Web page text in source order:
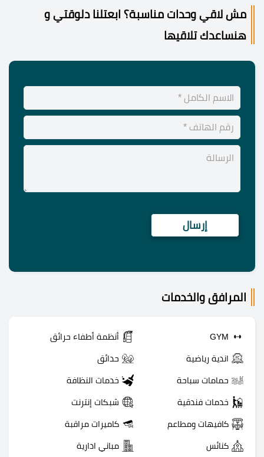
مش لاقي وحدات مناسبة؟ ابعتلنا دلوقتي و
هنساعدك تلاقيها
المرافق والخدمات
GYM أنظمة أطفاء حرائق
اندية رياضية حدائق
حمامات سباحة خدمات النظافة
خدمات فندقية شبكات إنترنت
كافيهات ومطاعم كاميرات مراقبة
كنائس مباني ادارية